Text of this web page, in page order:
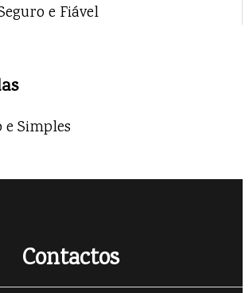
e Fiável
e Simples
Contactos